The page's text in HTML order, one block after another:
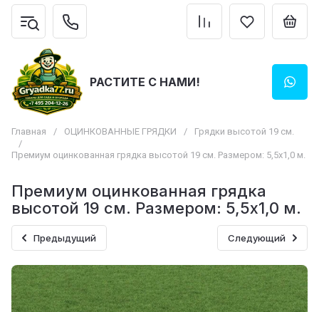
РАСТИТЕ С НАМИ!
Главная / ОЦИНКОВАННЫЕ ГРЯДКИ /
Грядки высотой 19 см.
/
Премиум оцинкованная грядка высотой 19 см. Размером: 5,5x1,0 м.
Премиум оцинкованная грядка
высотой 19 см. Размером: 5,5x1,0 м.
Предыдущий Следующий